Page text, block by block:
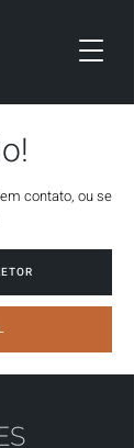
contato, ou se